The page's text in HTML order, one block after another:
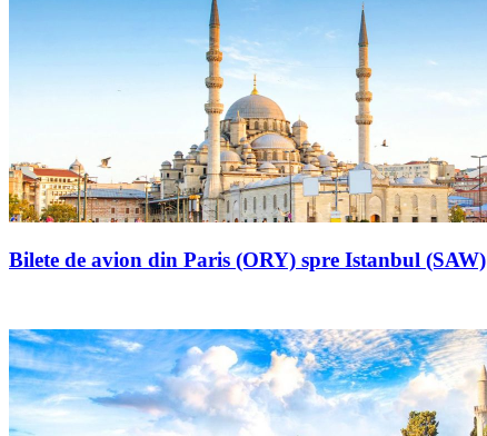
Bilete de avion din Paris (ORY) spre Istanbul (SAW)